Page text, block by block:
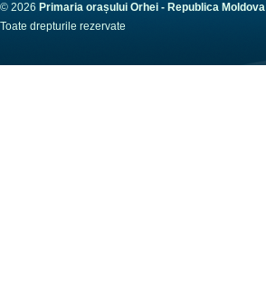
© 2026 Primaria orașului Orhei - Republica Moldova
Toate drepturile rezervate